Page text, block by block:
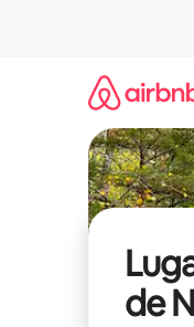
de